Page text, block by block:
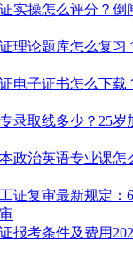
实操怎么评分？倒
理论题库怎么复习
电子证书怎么下载
录取线多少？25
政治英语专业课怎
证复审最新规定：
报考条件及费用